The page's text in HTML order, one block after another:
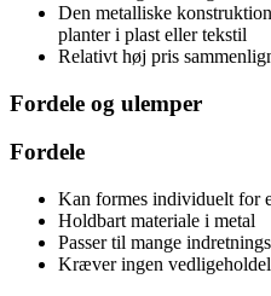
Den metalliske
planter i plast eller tekstil
Relativt høj pris
Fordele og ulemper
Fordele
Kan formes individuelt for
Holdbart materiale i metal
Passer til mange
Kræver ingen